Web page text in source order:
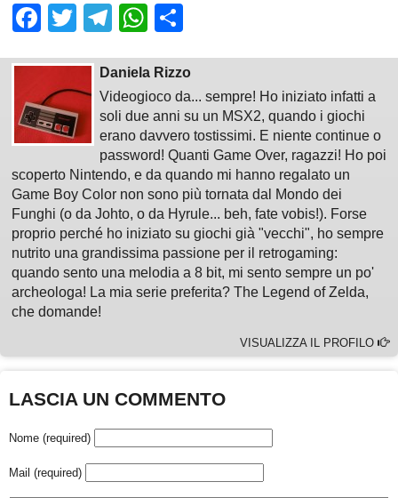
Facebook
TwitterTelegram
WhatsApp
Daniela Rizzo
Videogioco da... sempre! Ho iniziato infatti a
soli due anni su un MSX2, quando i giochi
erano davvero tostissimi. E niente continue o
password! Quanti Game Over, ragazzi! Ho poi
scoperto Nintendo, e da quando mi hanno regalato un
Game Boy Color non sono più tornata dal Mondo dei
Funghi (o da Johto, o da Hyrule... beh, fate vobis!). Forse
proprio perché ho iniziato su giochi già "vecchi", ho sempre
nutrito una grandissima passione per il retrogaming:
quando sento una melodia a 8 bit, mi sento sempre un po'
archeologa! La mia serie preferita? The Legend of Zelda,
che domande!
VISUALIZZA IL PROFILO
LASCIA UN COMMENTO
Nome (required)
Mail (required)